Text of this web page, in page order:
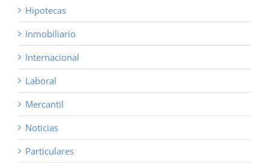
Hipotecas
Inmobiliario
Internacional
Laboral
Mercantil
Noticias
Particulares